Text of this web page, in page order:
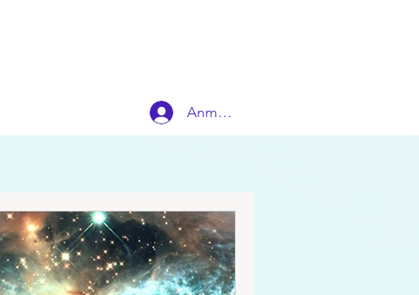
Anmelden